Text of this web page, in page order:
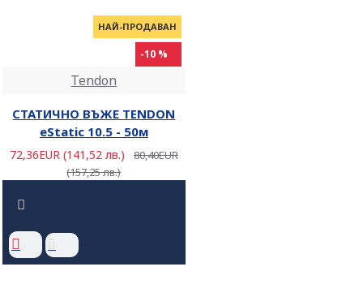
НАЙ-ПРОДАВАН
-10 %
Tendon
СТАТИЧНО ВЪЖЕ TENDON
eStatic 10.5 - 50м
72,36EUR (141,52 лв.)
80,40EUR
(157,25 лв.)